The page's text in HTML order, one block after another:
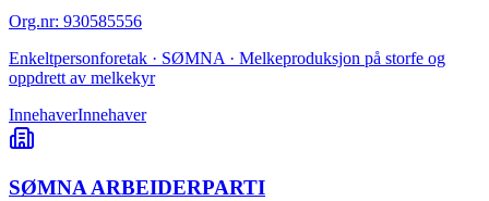
Org.nr: 930585556
Enkeltpersonforetak · SØMNA · Melkeproduksjon på storfe og
oppdrett av melkekyr
InnehaverInnehaver
SØMNA ARBEIDERPARTI